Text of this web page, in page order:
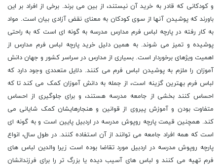
و کودکانی که قادر به خرید آن نیستند، از بین می برند. برخی از افراد بر این
باورند که پوشیدن آنها از سوی کودکان به معنای نقض آزادی بیان است. مواد
به کار رفته در پارچه لباس فرم مدارس مدرسه به گونه ای است که به راحتی
پوشیده و تمیز می شوند. به همین دلیل خرید پارچه لباس فرم مدارس از
اهمیت ویژهای برخوردار است. بسیاری از مدارس در سراسر کشور و جهان دانش
آموزان را ملزم به پوشیدن لباس فرم می کنند. دلایل متعددی وجود دارد که
لباس فرم بهترین گزینه است، از جمله به دانش آموزان کمک می کند تا که
احساس کنند بخشی از جامعه مدرسه هستند، و برای جلوگیری از احساس
متفاوت بودن و آموزش پیروی از قوانین و هنجارهایشان کمک شایانی می
کند. همچنین قیمت پارچه روپوش مدرسه در اردبیل پایین است و به گونه ای
است که همه افراد جامعه می توانند از آن استفاده کنند. در طول سال، انواع
پارچه روپوش مدرسه در اردبیل مورد تقاضا بوده است زیرا والدین لباس های
فرم تهیه می کنند و لباس های آسیب دیده یا بزرگ تر را برای فرزندانشان